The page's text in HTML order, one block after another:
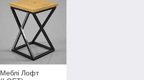
Меблі Лофт